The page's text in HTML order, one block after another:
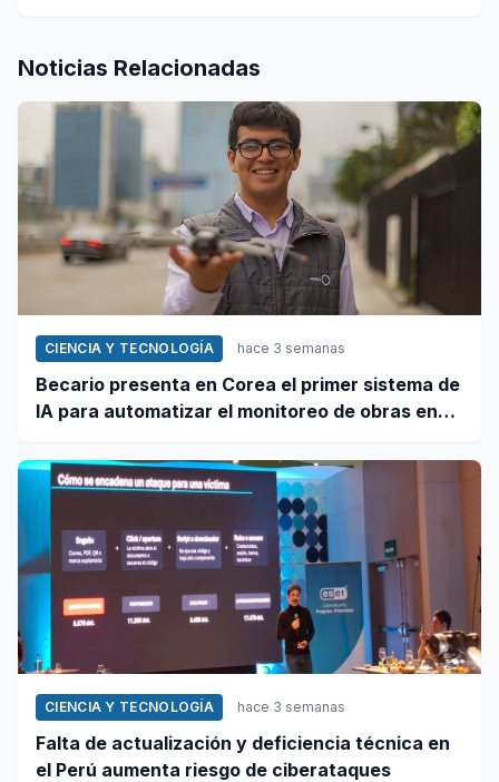
Noticias Relacionadas
CIENCIA Y TECNOLOGÍA hace 3 semanas
Becario presenta en Corea el primer sistema de
IA para automatizar el monitoreo de obras en
CIENCIA Y TECNOLOGÍA hace 3 semanas
Falta de actualización y deficiencia técnica en
el Perú aumenta riesgo de ciberataques